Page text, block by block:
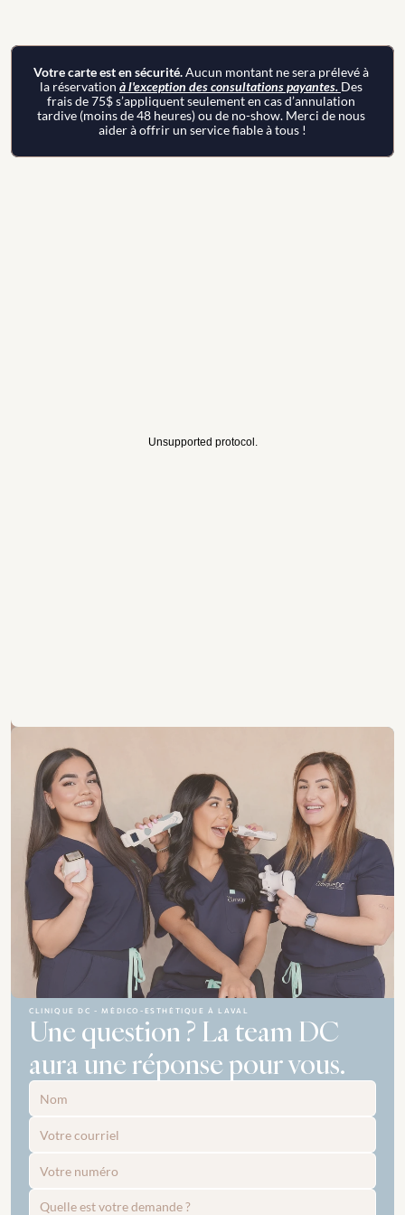
Votre carte est en sécurité. Aucun montant ne sera prélevé à
la réservation à l'exception des consultations payantes. Des
frais de 75$ s’appliquent seulement en cas d’annulation
tardive (moins de 48 heures) ou de no-show. Merci de nous
aider à offrir un service fiable à tous !
Unsupported protocol.
CLINIQUE DC - MÉDICO-ESTHÉTIQUE À LAVAL
Une question ? La team DC
aura une réponse pour vous.